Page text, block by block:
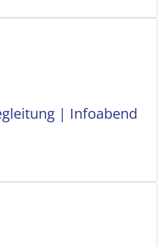
| Infoabend